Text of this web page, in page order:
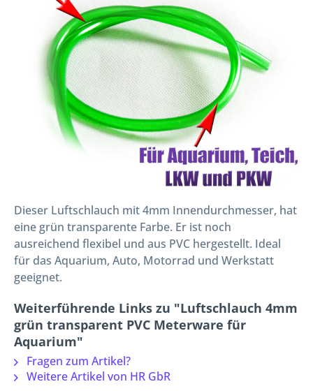
Dieser Luftschlauch mit 4mm Innendurchmesser, hat
eine grün transparente Farbe. Er ist noch
ausreichend flexibel und aus PVC hergestellt. Ideal
für das Aquarium, Auto, Motorrad und Werkstatt
geeignet.
Weiterführende Links zu "Luftschlauch 4mm
grün transparent PVC Meterware für
Aquarium"
Fragen zum Artikel?
Weitere Artikel von HR GbR